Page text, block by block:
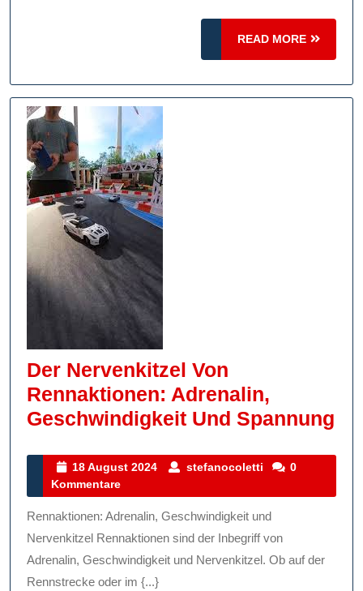
Nervenkitzel!
READ MORE
READ
MORE
Der Nervenkitzel Von
Rennaktionen: Adrenalin,
Geschwindigkeit Und Spannung
18 August 2024
18
2024
stefanocoletti stefanocoletti
0
Kommentare
Rennaktionen: Adrenalin, Geschwindigkeit und
Nervenkitzel Rennaktionen sind der Inbegriff von
Adrenalin, Geschwindigkeit und Nervenkitzel. Ob auf der
Rennstrecke oder im {...}